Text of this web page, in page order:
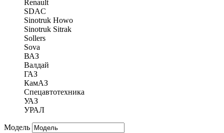
Renault
SDAC
Sinotruk Howo
Sinotruk Sitrak
Sollers
Sova
ВАЗ
Валдай
ГАЗ
КамАЗ
Спецавтотехника
УАЗ
УРАЛ
Модель